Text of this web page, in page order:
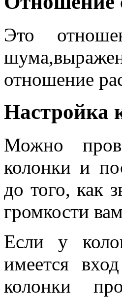
Это
отношение
Настройка
Можно
колонки и
до того, как
громкости
Если у
имеется
колонки